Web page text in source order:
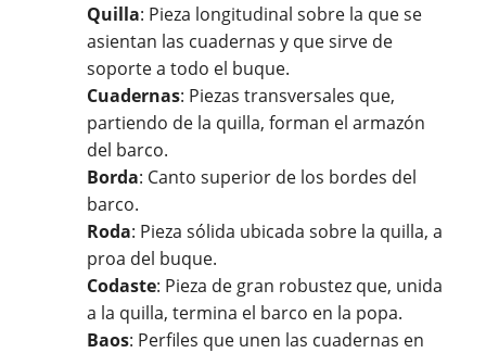
Quilla: Pieza longitudinal sobre la que se
asientan las cuadernas y que sirve de
soporte a todo el buque.
Cuadernas: Piezas transversales que,
partiendo de la quilla, forman el armazón
del barco.
Borda: Canto superior de los bordes del
barco.
Roda: Pieza sólida ubicada sobre la quilla, a
proa del buque.
Codaste: Pieza de gran robustez que, unida
a la quilla, termina el barco en la popa.
Baos: Perfiles que unen las cuadernas en